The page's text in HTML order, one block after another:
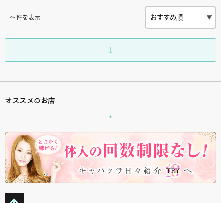
〜件を表示
1
オススメのお店